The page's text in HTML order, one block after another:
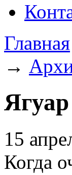
Главная
→
15
Когда